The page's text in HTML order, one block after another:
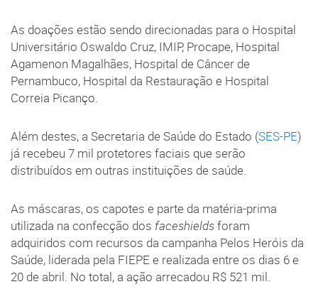
As doações estão sendo direcionadas para o Hospital
Universitário Oswaldo Cruz, IMIP, Procape, Hospital
Agamenon Magalhães, Hospital de Câncer de
Pernambuco, Hospital da Restauração e Hospital
Correia Picanço.
Além destes, a Secretaria de Saúde do Estado (SES-PE)
já recebeu 7 mil protetores faciais que serão
distribuídos em outras instituições de saúde.
As máscaras, os capotes e parte da matéria-prima
utilizada na confecção dos faceshieldsforam
adquiridos com recursos da campanha Pelos Heróis da
Saúde, liderada pela FIEPE e realizada entre os dias 6 e
20 de abril. No total, a ação arrecadou R$ 521 mil.